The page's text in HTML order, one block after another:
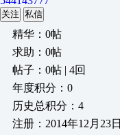
关注 私信
精华：0帖
求助：0帖
帖子：0帖 | 4回
年度积分：0
历史总积分：4
注册：2014年12月23日